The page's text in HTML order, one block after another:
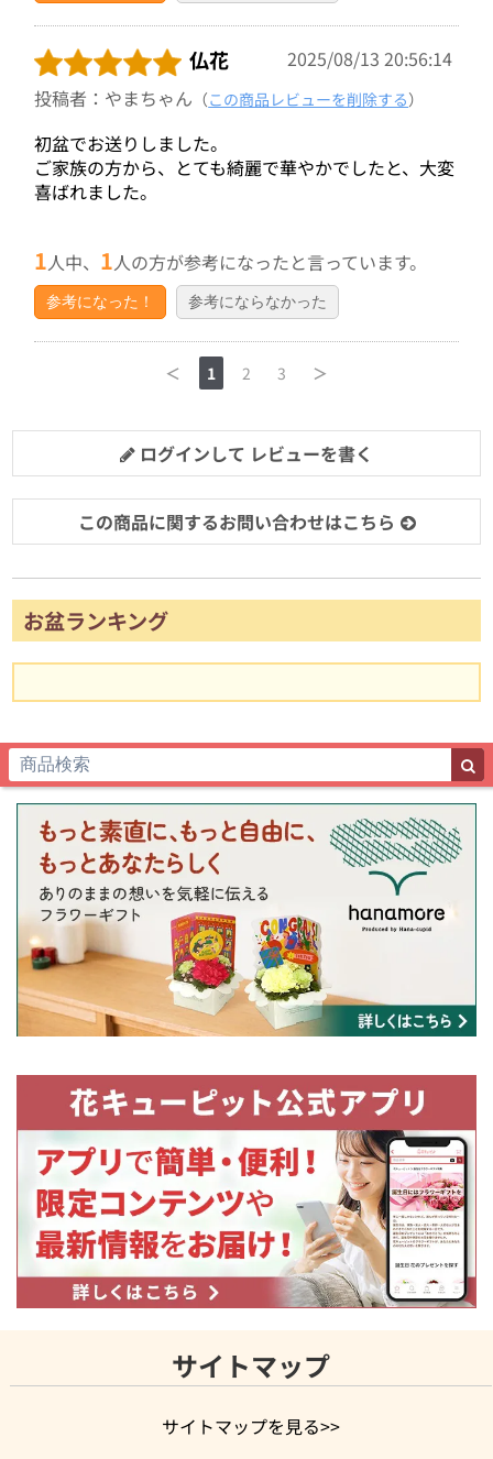
仏花
2025/08/13 20:56:14
投稿者：やまちゃん （この商品レビューを削除する）
初盆でお送りしました。
ご家族の方から、とても綺麗で華やかでしたと、大変
喜ばれました。
1人中、 1人の方が参考になったと言っています。
参考になった！ 参考にならなかった
＜ 1 2 3 ＞
ログインして レビューを書く
この商品に関するお問い合わせはこちら
お盆ランキング
サイトマップ
サイトマップを見る>>